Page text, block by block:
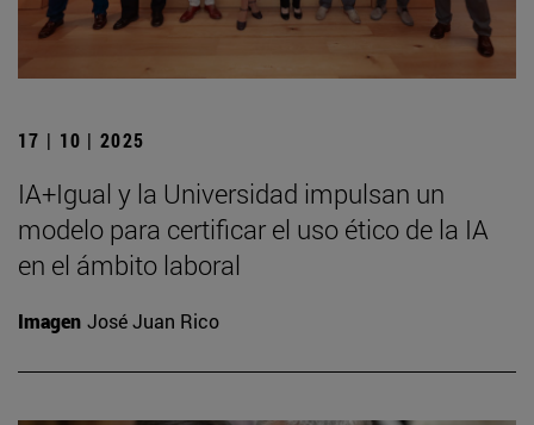
17 | 10 | 2025
IA+Igual y la Universidad impulsan un
modelo para certificar el uso ético de la IA
en el ámbito laboral
Imagen José Juan Rico